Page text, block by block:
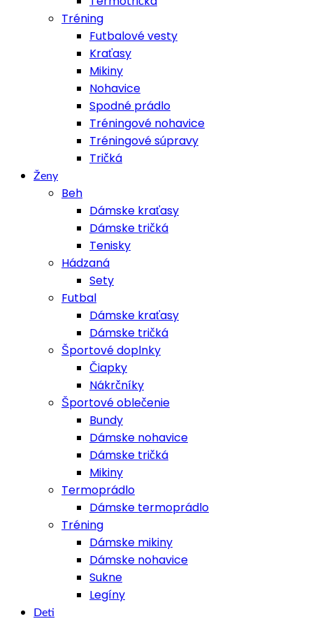
Tréning
Futbalové vesty
Kraťasy
Mikiny
Nohavice
Spodné prádlo
Tréningové nohavice
Tréningové súpravy
Tričká
Ženy
Beh
Dámske kraťasy
Dámske tričká
Tenisky
Hádzaná
Sety
Futbal
Dámske kraťasy
Dámske tričká
Športové doplnky
Čiapky
Nákrčníky
Športové oblečenie
Bundy
Dámske nohavice
Dámske tričká
Mikiny
Termoprádlo
Dámske termoprádlo
Tréning
Dámske mikiny
Dámske nohavice
Sukne
Legíny
Deti